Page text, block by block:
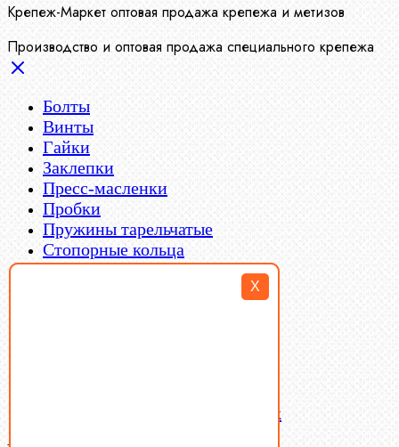
X
Крепеж-Маркет оптовая продажа крепежа и метизов
Производство и оптовая продажа специального крепежа
Болты
Винты
Гайки
Заклепки
Пресс-масленки
Пробки
Пружины тарельчатые
Стопорные кольца
Такелаж
Латунный и бронзовый крепеж